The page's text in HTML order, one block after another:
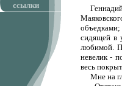
ссылки
сидящей в
любимой.
невелик -
весь
Мне на